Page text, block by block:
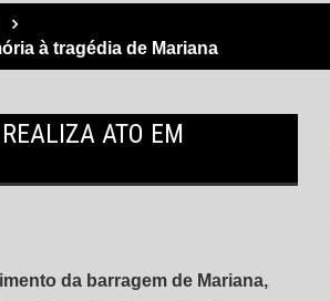
à tragédia de Mariana
ATO EM
da barragem de Mariana,